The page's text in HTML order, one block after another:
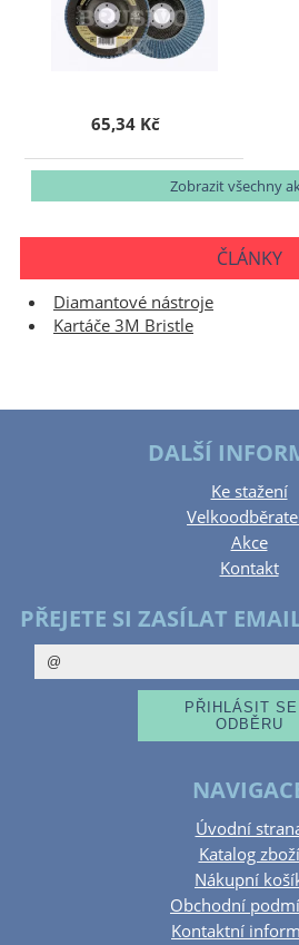
65,34 Kč
Zobrazit všechny
ČLÁNKY
Diamantové nástroje
Kartáče 3M Bristle
DALŠÍ
Ke stažení
Akce
Kontakt
PŘEJETE SI ZASÍLAT
Úvodní
Katalog zboží
Nákupní
Obchodní
Kontaktní